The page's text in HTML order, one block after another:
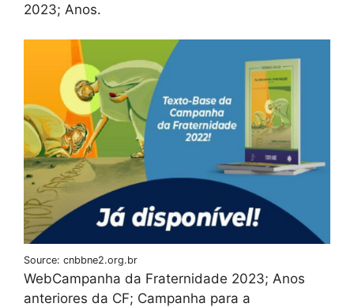
2023; Anos.
Source: cnbbne2.org.br
WebCampanha da Fraternidade 2023; Anos
anteriores da CF; Campanha para a